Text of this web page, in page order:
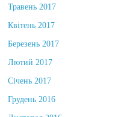
Травень 2017
Квітень 2017
Березень 2017
Лютий 2017
Січень 2017
Грудень 2016